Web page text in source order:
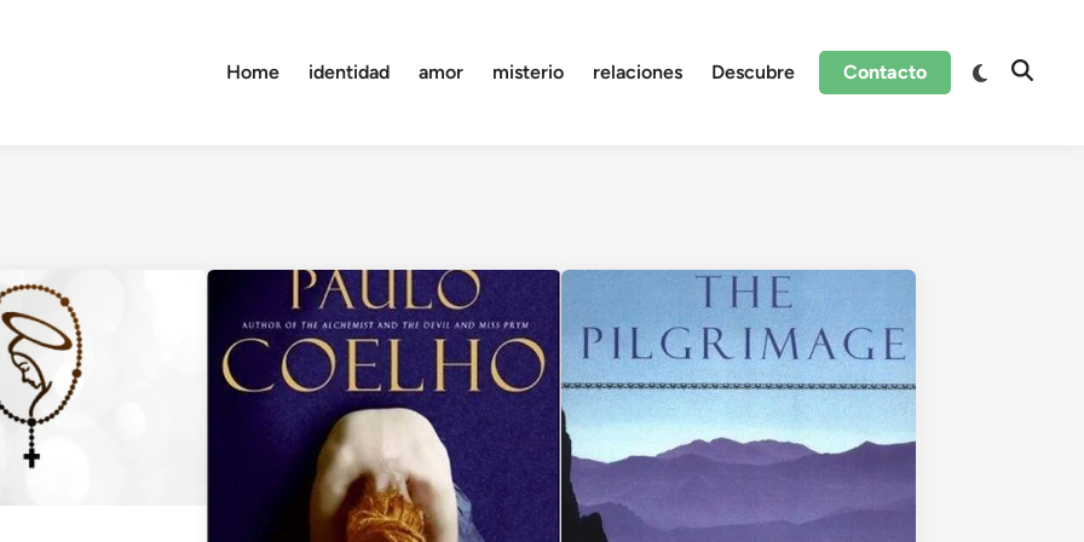
Home identidad amor misterio relaciones Descubre Contacto
Cambiar
Abrir